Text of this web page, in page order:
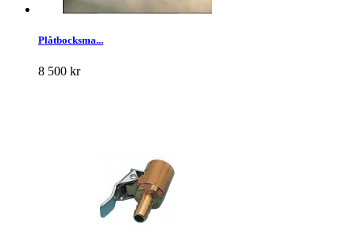
Plåtbocksma...
8 500 kr